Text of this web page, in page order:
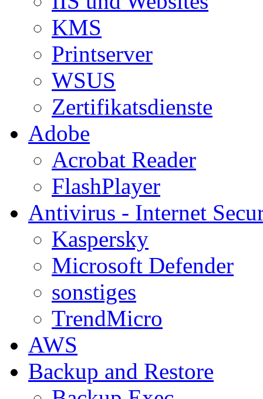
KMS
Printserver
WSUS
Zertifikatsdienste
Adobe
Acrobat Reader
FlashPlayer
Antivirus - Internet
Kaspersky
Microsoft Defender
sonstiges
TrendMicro
AWS
Backup and Restore